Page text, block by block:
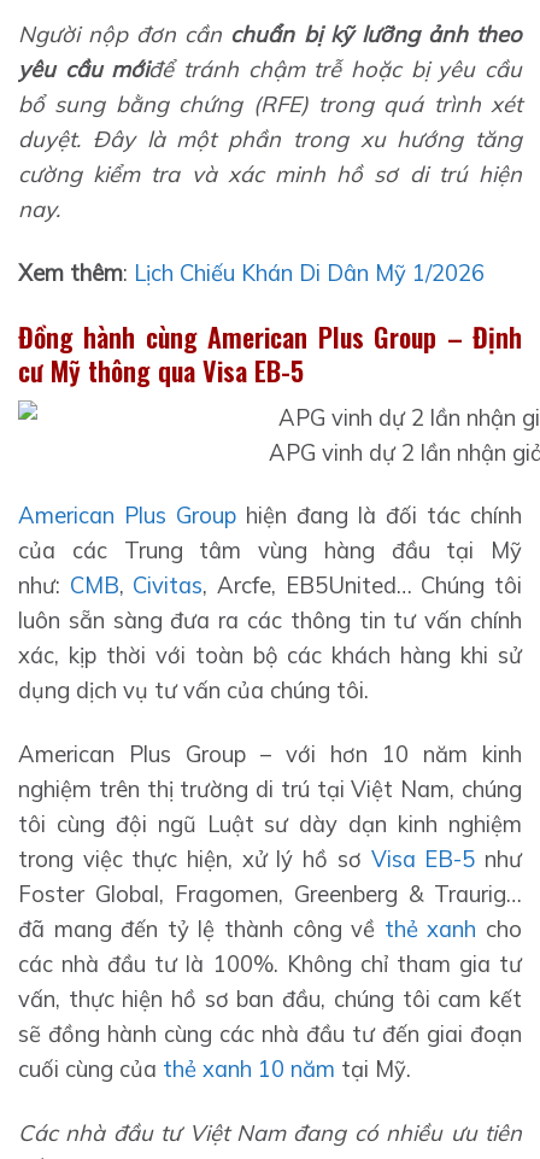
Người nộp đơn cần chuẩn bị kỹ lưỡng ảnh theo
yêu cầu mớiđể tránh chậm trễ hoặc bị yêu cầu
bổ sung bằng chứng (RFE) trong quá trình xét
duyệt. Đây là một phần trong xu hướng tăng
cường kiểm tra và xác minh hồ sơ di trú hiện
nay.
Xem thêm: Lịch Chiếu Khán Di Dân Mỹ 1/2026
Đồng hành cùng American Plus Group – Định
cư Mỹ thông qua Visa EB-5
APG vinh dự 2 lần nhận
American Plus Group hiện đang là đối tác chính
của các Trung tâm vùng hàng đầu tại Mỹ
như: CMB, Civitas, Arcfe, EB5United… Chúng tôi
luôn sẵn sàng đưa ra các thông tin tư vấn chính
xác, kịp thời với toàn bộ các khách hàng khi sử
dụng dịch vụ tư vấn của chúng tôi.
American Plus Group – với hơn 10 năm kinh
nghiệm trên thị trường di trú tại Việt Nam, chúng
tôi cùng đội ngũ Luật sư dày dạn kinh nghiệm
trong việc thực hiện, xử lý hồ sơ Visa EB-5 như
Foster Global, Fragomen, Greenberg & Traurig…
đã mang đến tỷ lệ thành công về thẻ xanh cho
các nhà đầu tư là 100%. Không chỉ tham gia tư
vấn, thực hiện hồ sơ ban đầu, chúng tôi cam kết
sẽ đồng hành cùng các nhà đầu tư đến giai đoạn
cuối cùng của thẻ xanh 10 năm tại Mỹ.
Các nhà đầu tư Việt Nam đang có nhiều ưu tiên